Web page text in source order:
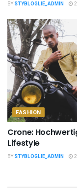
BY STYBLOGLIE_ADMIN
FASHION
Crone:
Lifestyle
BY STYBLOGLIE_ADMIN